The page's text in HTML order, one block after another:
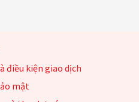
điều kiện giao dịch
mật